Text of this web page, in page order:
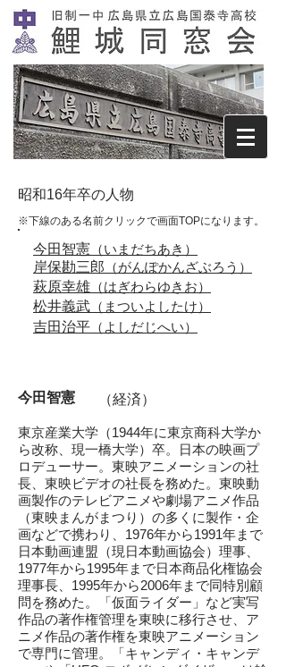
​昭和16年卒の人物
※下線のある名前クリックで画面TOPになります。
今田智憲 ​（いまだちあき）
岸保勘三郎 ​（がんぽかんざぶろう）
萩原幸雄 ​（はぎわらゆきお）
松井義武 （まついよしたけ）
吉田治平 ​（よしだじへい）
今田智憲 （経済）
東京産業大学（1944年に東京商科大学か
ら改称、現一橋大学）卒。日本の映画プ
ロデューサー。東映アニメーションの社
長、東映ビデオの社長を務めた。東映動
画製作のテレビアニメや劇場アニメ作品
（東映まんがまつり）の多くに製作・企
画などで携わり、1976年から1991年まで
日本動画連盟（現日本動画協会）理事、
1977年から1995年まで日本商品化権協会
理事長、1995年から2006年まで同特別顧
問を務めた。「仮面ライダー」など実写
作品の著作権管理を東映に移行させ、ア
ニメ作品の著作権を東映アニメーション
で専門に管理。「キャンディ・キャンデ